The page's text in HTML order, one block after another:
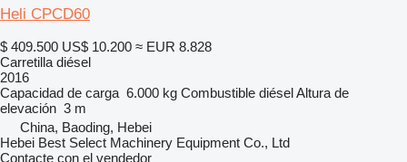
Heli CPCD60
$ 409.500 US$ 10.200 ≈ EUR 8.828
Carretilla diésel
2016
Capacidad de carga 6.000 kg Combustible diéselAltura de
elevación 3 m
China, Baoding, Hebei
Hebei Best Select Machinery Equipment Co., Ltd
Contacte con el vendedor